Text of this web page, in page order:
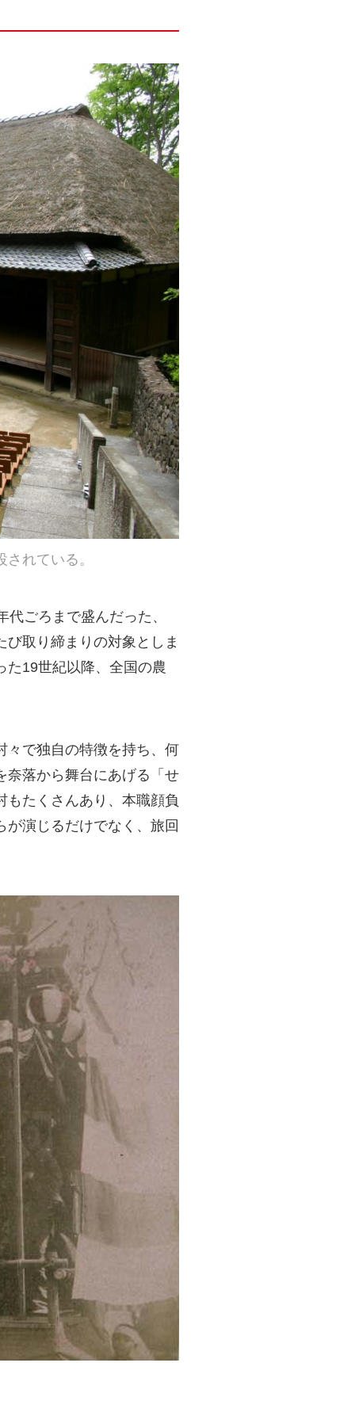
れている。
ごろまで盛んだった、
取り締まりの対象としま
た19世紀以降、全国の農
々で独自の特徴を持ち、何
奈落から舞台にあげる「せ
もたくさんあり、本職顔負
演じるだけでなく、旅回